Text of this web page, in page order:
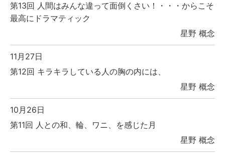
第13回 人間はみんな違って面倒くさい！・・・からこそ
最高にドラマティック
星野 概念
11月27日
第12回 キラキラしている人の胸の内には、
星野 概念
10月26日
第11回 人との和、輪、ワニ、を感じた月
星野 概念